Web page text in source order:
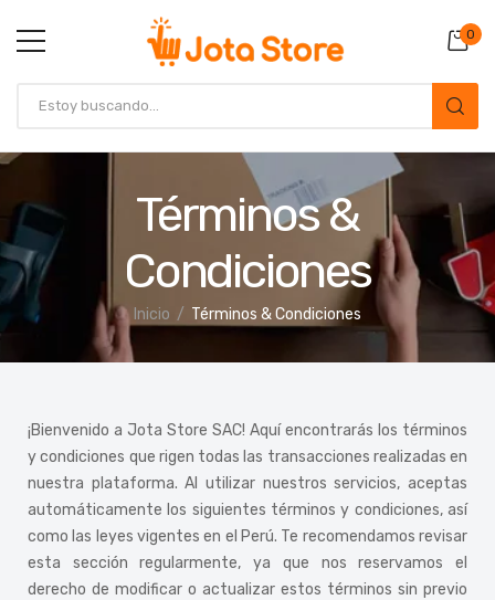
0
Términos &
Condiciones
Inicio Términos & Condiciones
¡Bienvenido a Jota Store SAC! Aquí encontrarás los términos
y condiciones que rigen todas las transacciones realizadas en
nuestra plataforma. Al utilizar nuestros servicios, aceptas
automáticamente los siguientes términos y condiciones, así
como las leyes vigentes en el Perú. Te recomendamos revisar
esta sección regularmente, ya que nos reservamos el
derecho de modificar o actualizar estos términos sin previo